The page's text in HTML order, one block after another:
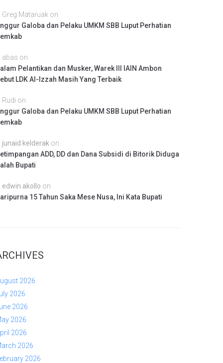
Greg Mataruak on
Galoba dan Pelaku UMKM SBB Luput Perhatian
abas on
Pelantikan dan Musker, Warek III IAIN Ambon
LDK Al-Izzah Masih Yang Terbaik
Rudi on
Galoba dan Pelaku UMKM SBB Luput Perhatian
junaid kelderak on
ADD, DD dan Dana Subsidi di Bitorik Diduga
Bupati
edwin akollo on
15 Tahun Saka Mese Nusa, Ini Kata Bupati
2026
2026
2026
2026
2026
2026
2026